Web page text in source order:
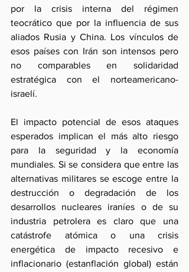
por la crisis interna del régimen
teocrático que por la influencia de sus
aliados Rusia y China. Los vínculos de
esos países con Irán son intensos pero
no comparables en solidaridad
estratégica con el norteamericano-
israelí.
El impacto potencial de esos ataques
esperados implican el más alto riesgo
para la seguridad y la economía
mundiales. Si se considera que entre las
alternativas militares se escoge entre la
destrucción o degradación de los
desarrollos nucleares iraníes o de su
industria petrolera es claro que una
catástrofe atómica o una crisis
energética de impacto recesivo e
inflacionario (estanflación global) están